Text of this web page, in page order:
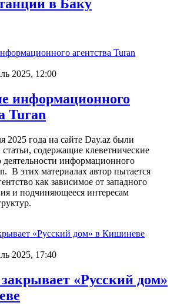
в Баку
2025, 12:00
информационного
Turan
2025 года на сайте Day.az были
содержащие клеветнические
деятельности информационного
В этих материалах автор пытается
как зависимое от западного
и подчиняющееся интересам
2025, 17:40
«Русский дом»